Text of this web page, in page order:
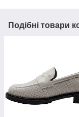
Подібні товари